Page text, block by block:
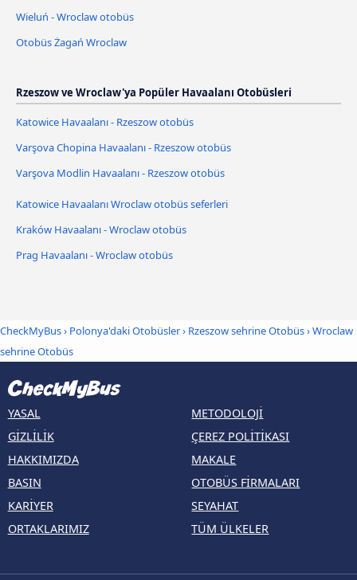
Wieluń - Wroclaw otobüs
Otobüs Żagań Wroclaw
Rzeszow ve Wroclaw'ya Popüler Havaalanı Otobüsleri
Katowice Havaalanı - Rzeszow otobüs
Varşova Chopina Havaalanı - Rzeszow otobüs
Varşova Modlin Havaalanı - Rzeszow otobüs
Katowice Havaalanı Wroclaw otobüs seferleri
Kraków Havaalanı - Wroclaw otobüs
Prag Havaalanı - Wroclaw otobüs
CheckMyBus› Polonya'daki Otobüsler› Rzeszow sehrine Otobüs›Wroclaw
sehrine Otobüs
YASAL
GIZLILIK
HAKKIMIZDA
BASIN
KARIYER
ORTAKLARIMIZ
METODOLOJI
ÇEREZ POLITIKASI
MAKALE
OTOBÜS FIRMALARI
SEYAHAT
TÜM ÜLKELER